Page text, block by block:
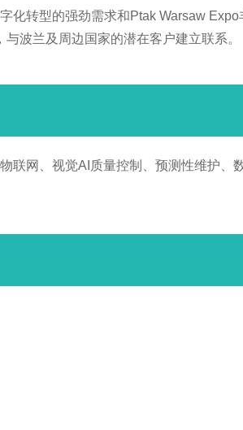
转型的强劲需求和Ptak Warsaw Expo
波兰及周边国家的潜在客户建立联系。
联网、视觉AI质量控制、预测性维护、